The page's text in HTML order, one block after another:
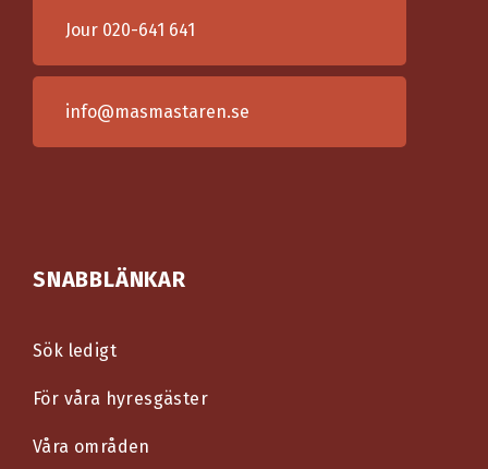
Jour 020-641 641
info@masmastaren.se
SNABBLÄNKAR
Sök ledigt
För våra hyresgäster
Våra områden